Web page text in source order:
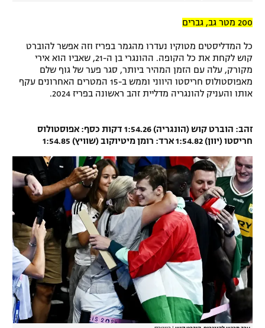
200 מטר גב, גברים
כל המדליסטים מטוקיו נעדרו מהגמר בפריז וזה אפשר להוברט
קוש לקחת את כל הקופה. ההונגרי בן ה-21, שאביו הוא אירי
מקורק, עלה עם הזמן המהיר ביותר, סגר פער של גוף שלם
מאפוסטולוס חריסטו היווני וממש ב-15 המטרים האחרונים עקף
אותו והעניק להונגריה מדליית זהב ראשונה בפריז 2024.
זהב: הוברט קוש (הונגריה) 1:54.26 דקות כסף: אפוסטולוס
חריסטו (יוון) 1:54.82 ארד: רומן מיטיוקוב (שוויץ) 1:54.85